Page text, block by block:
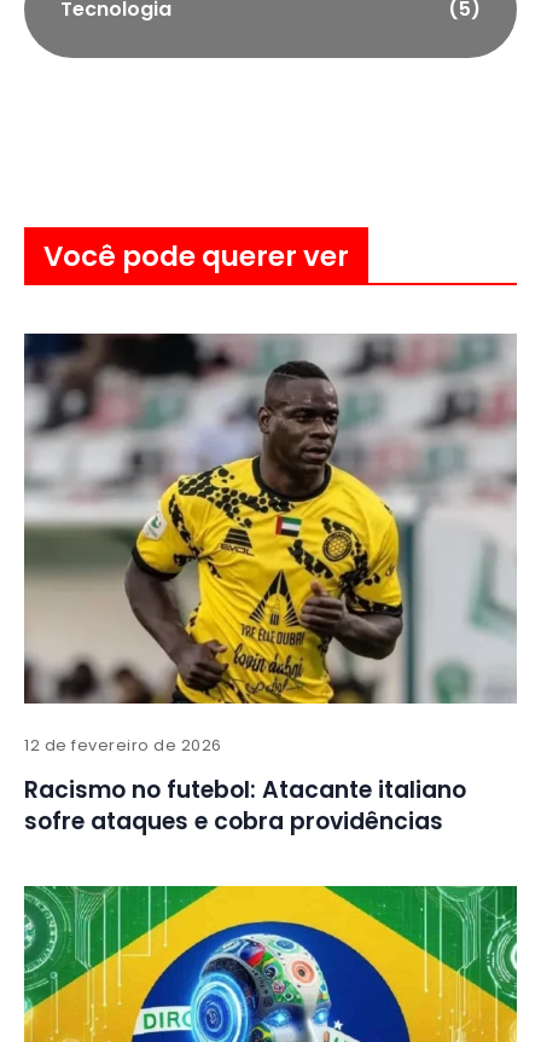
Tecnologia (5)
Você pode querer ver
12 de fevereiro de 2026
Racismo no futebol: Atacante italiano
sofre ataques e cobra providências